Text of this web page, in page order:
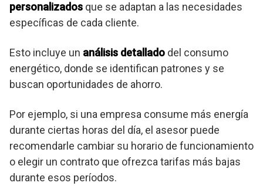
personalizados que se adaptan a las necesidades
específicas de cada cliente.
Esto incluye un análisis detallado del consumo
energético, donde se identifican patrones y se
buscan oportunidades de ahorro.
Por ejemplo, si una empresa consume más energía
durante ciertas horas del día, el asesor puede
recomendarle cambiar su horario de funcionamiento
o elegir un contrato que ofrezca tarifas más bajas
durante esos períodos.